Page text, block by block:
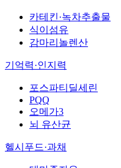
카테킨·녹차추출물
식이섬유
감마리놀렌산
기억력·인지력
포스파티딜세린
PQQ
오메가3
뇌 유산균
헬시푸드·과채